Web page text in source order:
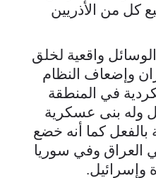
كل من الأذريين
واقعية لخلق
وإضعاف النظام
في المنطقة
وله بنى عسكرية
بالفعل كما أنه خضع
العراق وفي سوريا
وإسرائيل.